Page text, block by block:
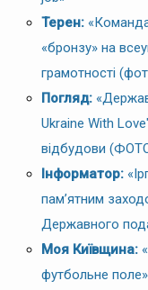
Терен:
«бронзу» на
грамотності
Погляд:
Ukraine With
відбудови
Інформатор:
пам’ятним
Державного
Моя Київщина:
футбольне поле»